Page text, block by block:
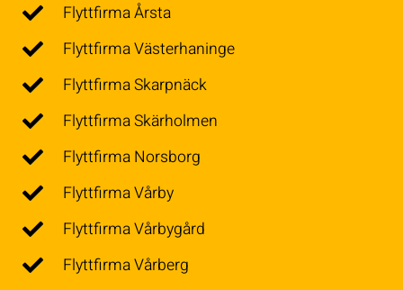
Flyttfirma Årsta
Flyttfirma Västerhaninge
Flyttfirma Skarpnäck
Flyttfirma Skärholmen
Flyttfirma Norsborg
Flyttfirma Vårby
Flyttfirma Vårbygård
Flyttfirma Vårberg